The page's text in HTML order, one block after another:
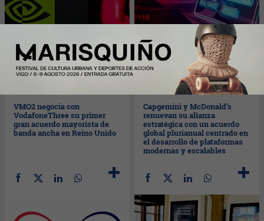
VMO2 negocia con
VodafoneThree su primer
gran acuerdo mayorista de
banda ancha en Reino Unido
09/03/2026
Capgemini y McDonald’s
renuevan su alianza
estratégica con un acuerdo
global plurianual centrado en
el desarrollo de plataformas
modernas y escalables